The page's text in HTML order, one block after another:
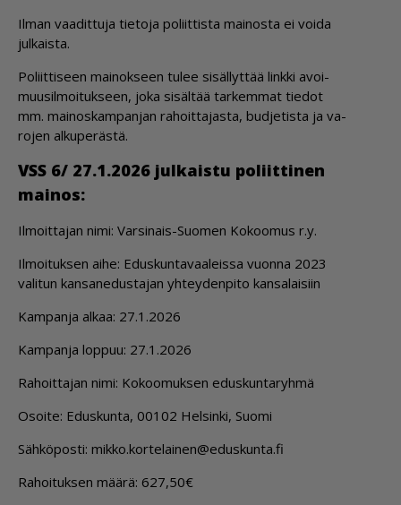
Il­man vaa­dit­tu­ja tie­to­ja po­liit­tis­ta mai­nos­ta ei voi­da
jul­kais­ta.
Po­liit­ti­seen mai­nok­seen tu­lee si­säl­lyt­tää link­ki avoi­
muu­sil­moi­tuk­seen, joka si­säl­tää tar­kem­mat tie­dot
mm. mai­nos­kam­pan­jan ra­hoit­ta­jas­ta, bud­je­tis­ta ja va­
ro­jen al­ku­pe­räs­tä.
VSS 6/ 27.1.2026 jul­kais­tu po­liit­ti­nen
mai­nos:
Il­moit­ta­jan nimi: Var­si­nais-Suo­men Ko­koo­mus r.y.
Il­moi­tuk­sen ai­he: Edus­kun­ta­vaa­leis­sa vuon­na 2023
va­li­tun kan­sa­ne­dus­ta­jan yh­tey­den­pi­to kan­sa­lai­siin
Kam­pan­ja al­kaa: 27.1.2026
Kam­pan­ja lop­puu: 27.1.2026
Ra­hoit­ta­jan nimi: Ko­koo­muk­sen edus­kun­ta­ryh­mä
Osoi­te: Edus­kun­ta, 00102 Hel­sin­ki, Suo­mi
Säh­kö­pos­ti: mik­ko.kor­te­lai­nen@edus­kun­ta.fi
Ra­hoi­tuk­sen mää­rä: 627,50€